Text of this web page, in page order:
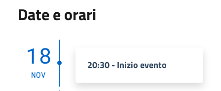
Date e orari
18
NOV
20:30 - Inizio evento